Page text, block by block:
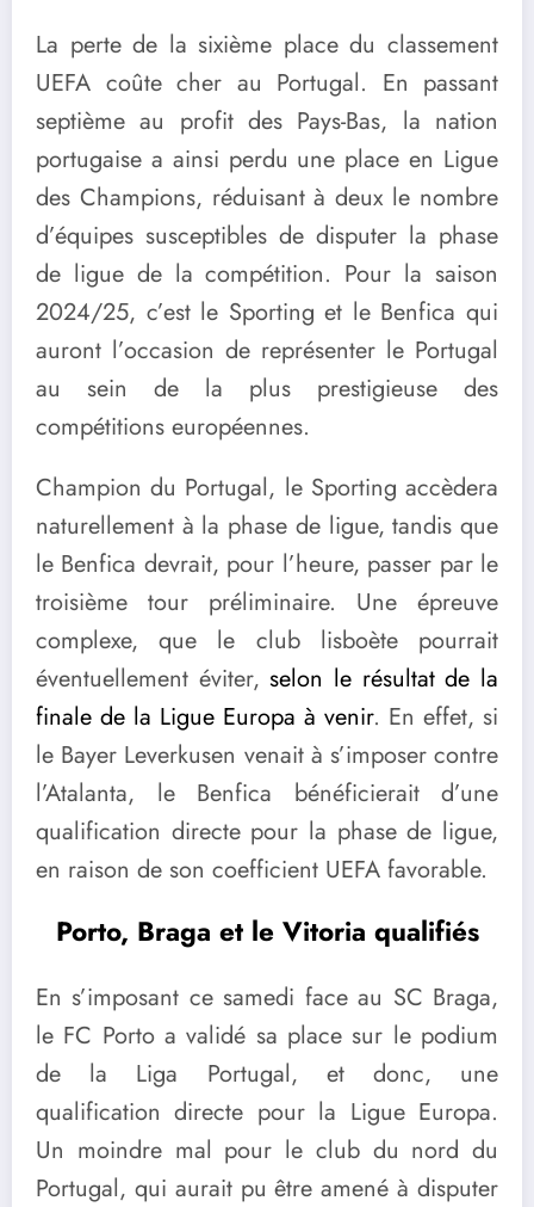
La perte de la sixième place du classement
UEFA coûte cher au Portugal. En passant
septième au profit des Pays-Bas, la nation
portugaise a ainsi perdu une place en Ligue
des Champions, réduisant à deux le nombre
d’équipes susceptibles de disputer la phase
de ligue de la compétition. Pour la saison
2024/25, c’est le Sporting et le Benfica qui
auront l’occasion de représenter le Portugal
au sein de la plus prestigieuse des
compétitions européennes.
Champion du Portugal, le Sporting accèdera
naturellement à la phase de ligue, tandis que
le Benfica devrait, pour l’heure, passer par le
troisième tour préliminaire. Une épreuve
complexe, que le club lisboète pourrait
éventuellement éviter,selon le résultat de la
finale de la Ligue Europa à venir. En effet, si
le Bayer Leverkusen venait à s’imposer contre
l’Atalanta, le Benfica bénéficierait d’une
qualification directe pour la phase de ligue,
en raison de son coefficient UEFA favorable.
Porto, Braga et le Vitoria qualifiés
En s’imposant ce samedi face au SC Braga,
le FC Porto a validé sa place sur le podium
de la Liga Portugal, et donc, une
qualification directe pour la Ligue Europa.
Un moindre mal pour le club du nord du
Portugal, qui aurait pu être amené à disputer